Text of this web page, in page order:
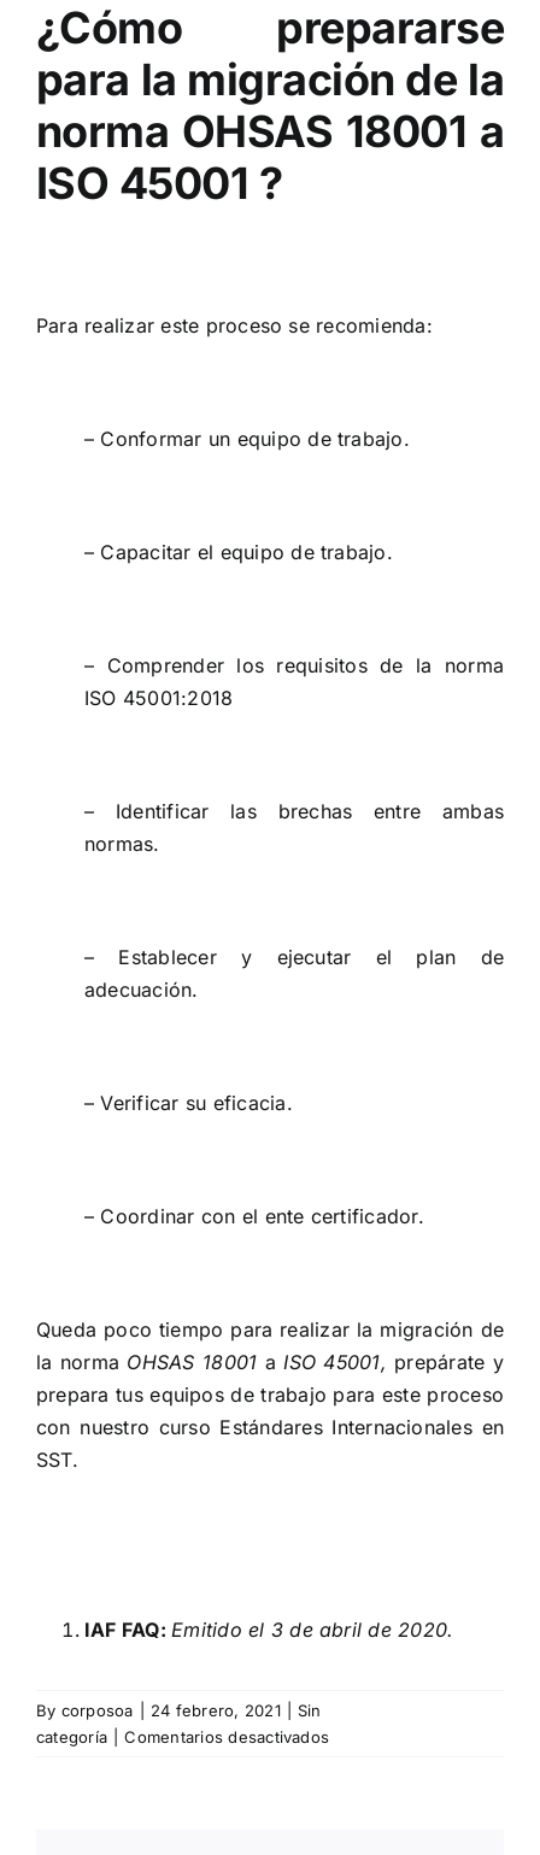
¿Cómo prepararse
para la migración de la
norma OHSAS 18001 a
ISO 45001 ?
Para realizar este proceso se recomienda:
– Conformar un equipo de trabajo.
– Capacitar el equipo de trabajo.
– Comprender los requisitos de la norma
ISO 45001:2018
– Identificar las brechas entre ambas
normas.
– Establecer y ejecutar el plan de
adecuación.
– Verificar su eficacia.
– Coordinar con el ente certificador.
Queda poco tiempo para realizar la migración de
la norma OHSAS 18001 aISO 45001, prepárate y
prepara tus equipos de trabajo para este proceso
con nuestro curso Estándares Internacionales en
SST.
IAF FAQ:Emitido el 3 de abril de 2020.
By corposoa 24 febrero, 2021
Sin
categoría
Comentarios desactivadosen